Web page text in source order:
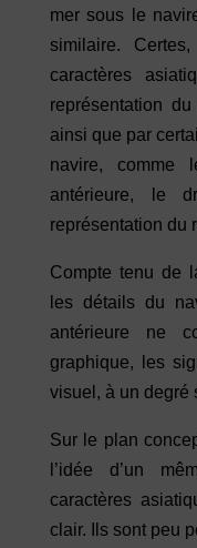
mer sous le
similaire.
caractères
représentation
ainsi que par
navire, comme
antérieure, le
représentation du
Compte tenu de
les détails du
antérieure ne
graphique, les
visuel, à un degré
Sur le plan
l’idée d’un
caractères
clair. Ils sont peu